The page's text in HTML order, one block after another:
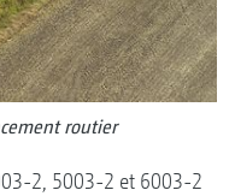
routier
2, 5003-2 et 6003-2